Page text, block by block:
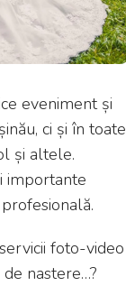
eveniment și
ci și în toate
și altele.
importante
foto-video
nastere…?